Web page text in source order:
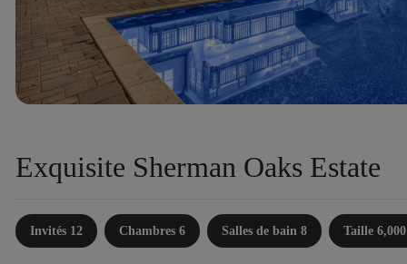
Exquisite Sherman Oaks Estate
Invités 12 Chambres 6 Salles de bain 8 Taille